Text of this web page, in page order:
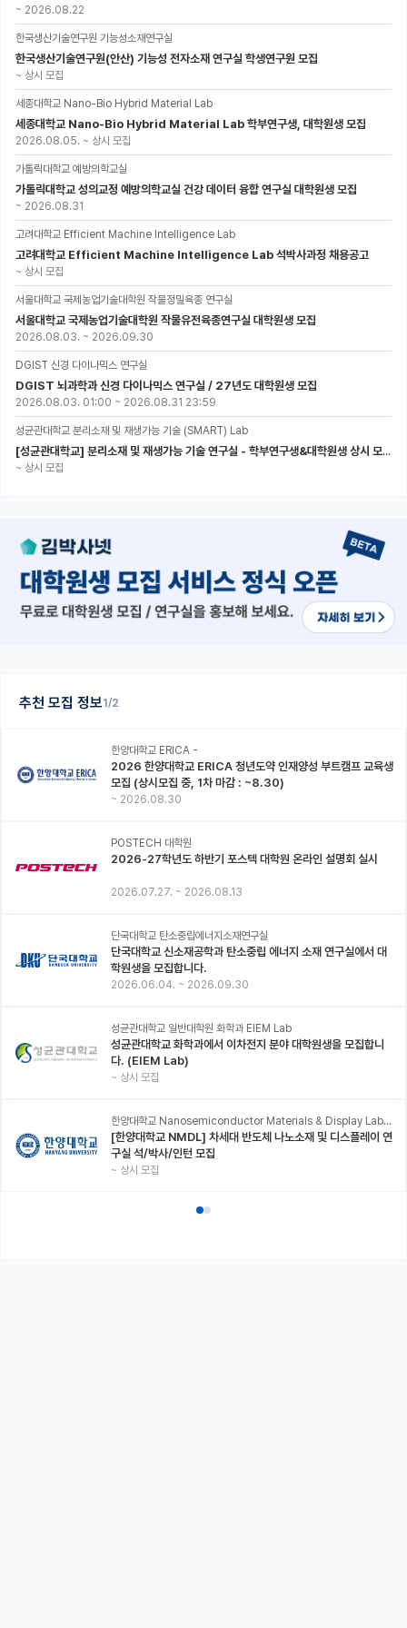
추천 모집 정보1/2
한양대학교 ERICA -
2026 한양대학교 ERICA 청년도약 인재양성 부트캠프 교육생
모집 (상시모집 중, 1차 마감 : ~8.30)
~ 2026.08.30
POSTECH 대학원
2026-27학년도 하반기 포스텍 대학원 온라인 설명회 실시
2026.07.27. ~ 2026.08.13
단국대학교 탄소중립에너지소재연구실
단국대학교 신소재공학과 탄소중립 에너지 소재 연구실에서 대
학원생을 모집합니다.
2026.06.04. ~ 2026.09.30
성균관대학교 일반대학원 화학과 EIEM Lab
성균관대학교 화학과에서 이차전지 분야 대학원생을 모집합니
다. (EIEM Lab)
~ 상시 모집
한양대학교 Nanosemiconductor Materials & Display Laboratory
[한양대학교 NMDL] 차세대 반도체 나노소재 및 디스플레이 연
구실 석/박사/인턴 모집
~ 상시 모집
~ 2026.08.22
한국생산기술연구원 기능성소재연구실
한국생산기술연구원(안산) 기능성 전자소재 연구실 학생연구원 모집
~ 상시 모집
세종대학교 Nano-Bio Hybrid Material Lab
세종대학교 Nano-Bio Hybrid Material Lab 학부연구생, 대학원생 모집
2026.08.05. ~ 상시 모집
가톨릭대학교 예방의학교실
가톨릭대학교 성의교정 예방의학교실 건강 데이터 융합 연구실 대학원생 모집
~ 2026.08.31
고려대학교 Efficient Machine Intelligence Lab
고려대학교 Efficient Machine Intelligence Lab 석박사과정 채용공고
~ 상시 모집
서울대학교 국제농업기술대학원 작물정밀육종 연구실
서울대학교 국제농업기술대학원 작물유전육종연구실 대학원생 모집
2026.08.03. ~ 2026.09.30
DGIST 신경 다이나믹스 연구실
DGIST 뇌과학과 신경 다이나믹스 연구실 / 27년도 대학원생 모집
2026.08.03. 01:00 ~ 2026.08.31 23:59
성균관대학교 분리소재 및 재생가능 기술 (SMART) Lab
[성균관대학교] 분리소재 및 재생가능 기술 연구실 - 학부연구생&대학원생 상시 모집 (미래에너지공학과)
~ 상시 모집